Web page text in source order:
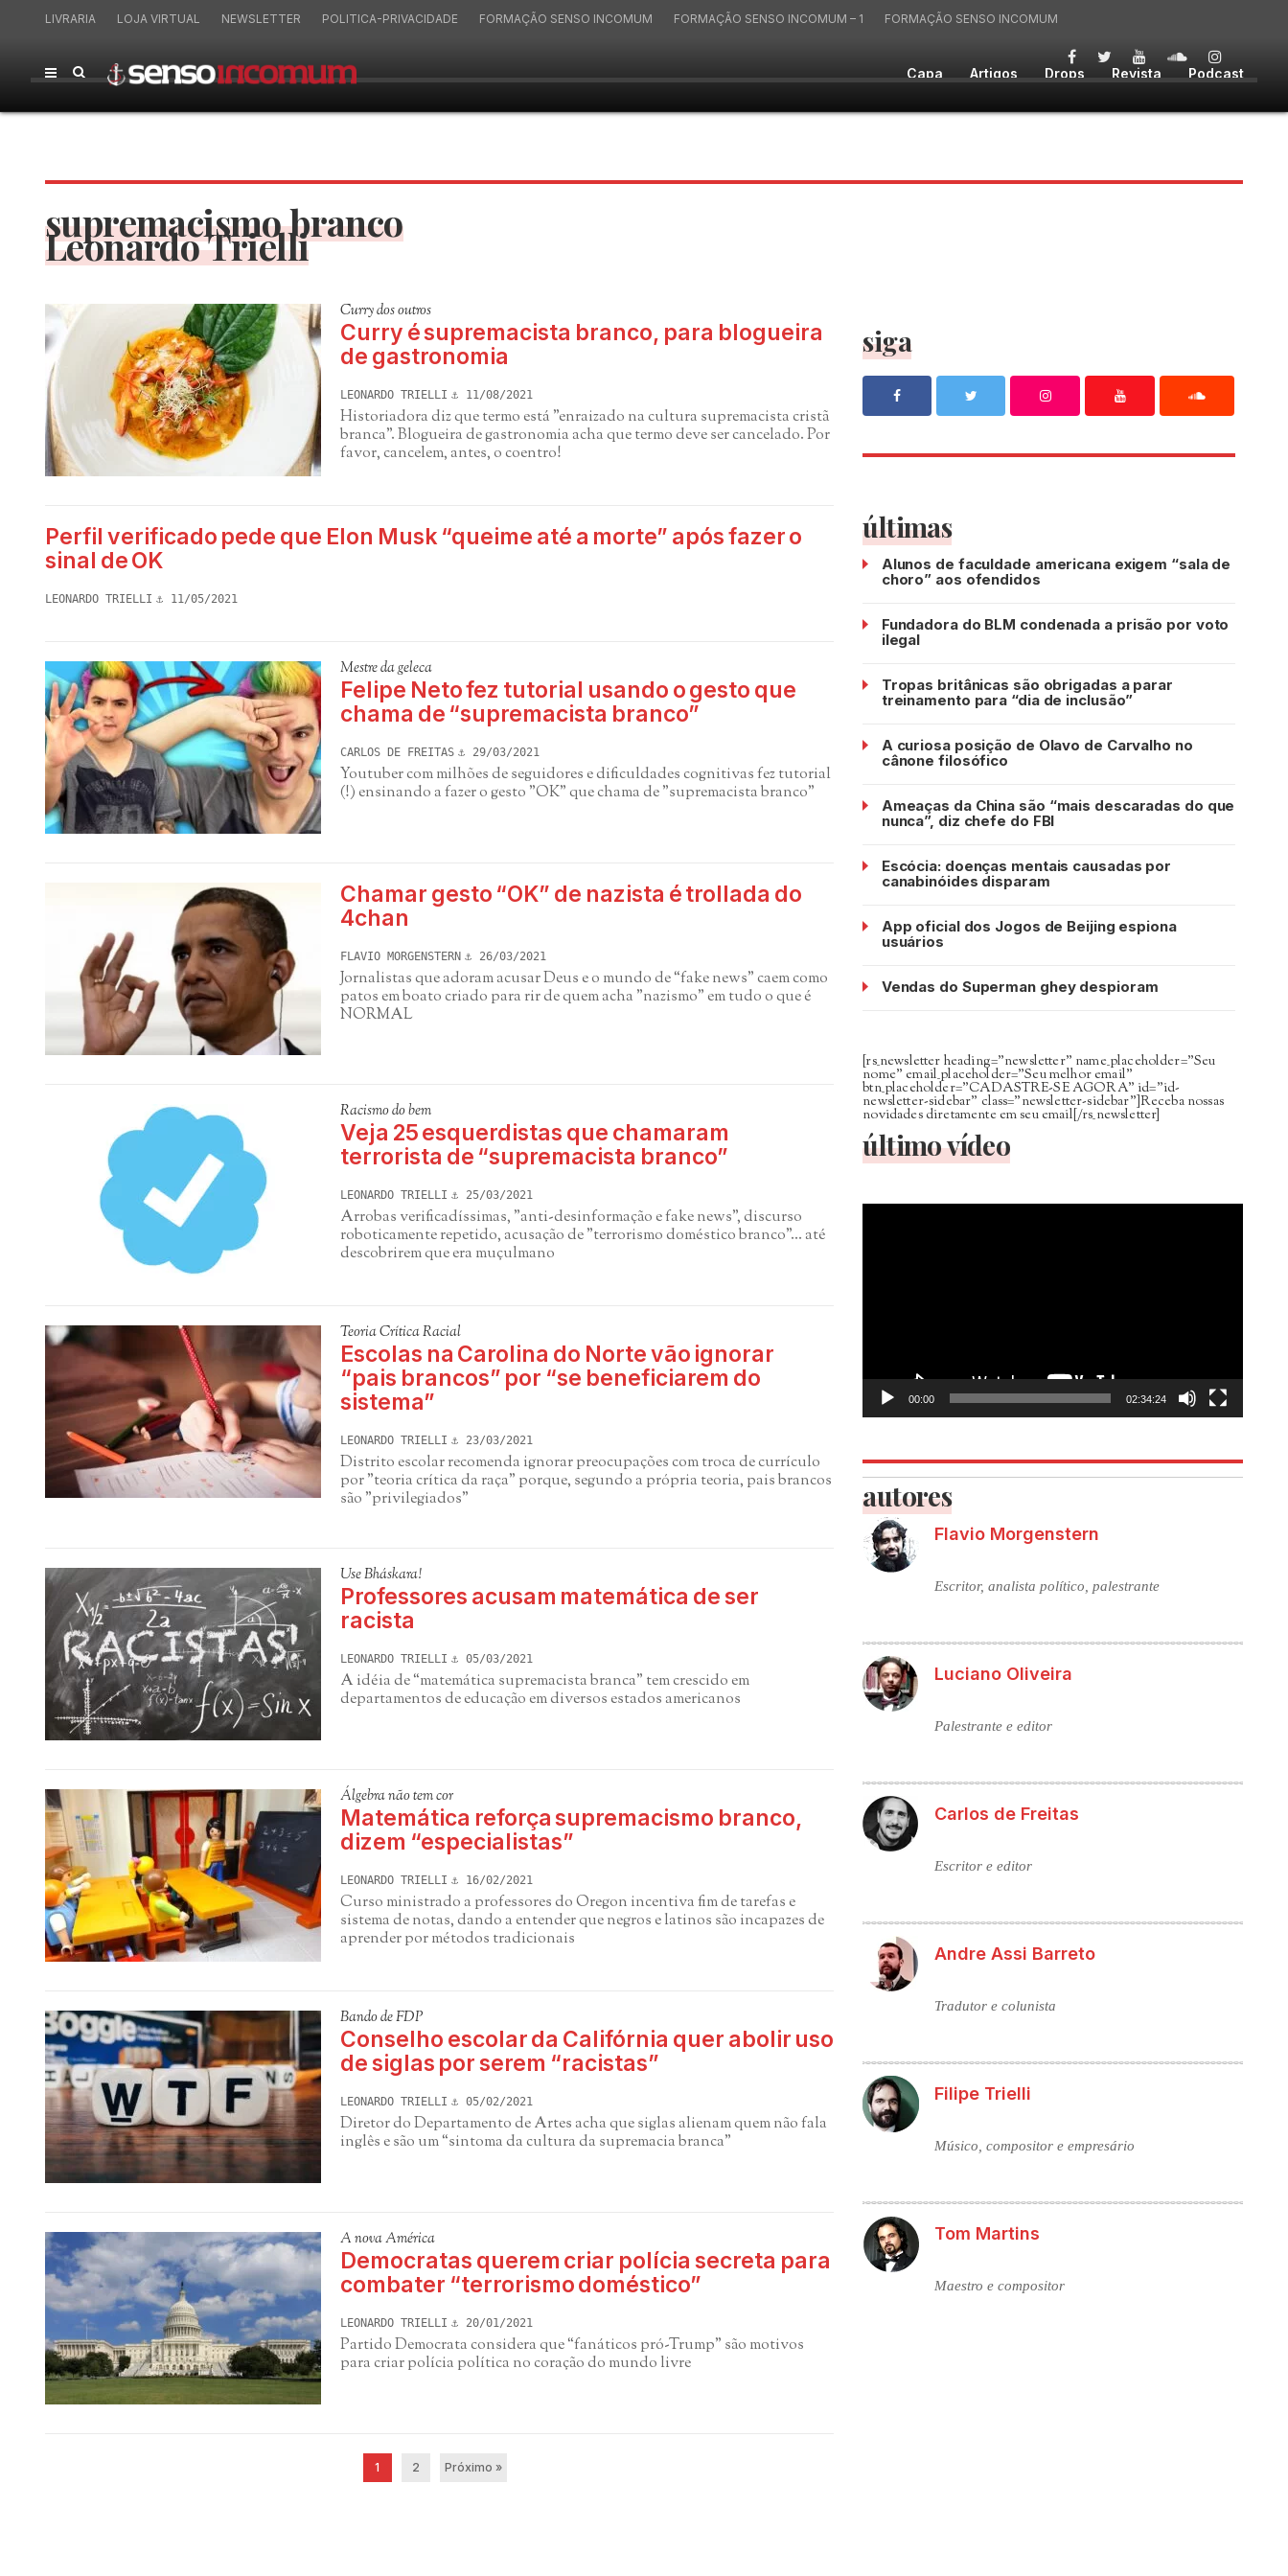
Capa Artigos Drops Revista Podcast
LIVRARIA LOJA VIRTUAL NEWSLETTER POLITICA-PRIVACIDADE FORMAÇÃO SENSO INCOMUM FORMAÇÃO SENSO INCOMUM – 1 FORMAÇÃO SENSO INCOMUM
supremacismo branco
Leonardo Trielli
Curry dos outros
Curry é supremacista branco, para blogueira
de gastronomia
LEONARDO TRIELLI 11/08/2021
Historiadora diz que termo está "enraizado na cultura supremacista cristã
branca". Blogueira de gastronomia acha que termo deve ser cancelado. Por
favor, cancelem, antes, o coentro!
Perfil verificado pede que Elon Musk “queime até a morte” após fazer o
sinal de OK
LEONARDO TRIELLI 11/05/2021
Mestre da geleca
Felipe Neto fez tutorial usando o gesto que
chama de “supremacista branco”
CARLOS DE FREITAS 29/03/2021
Youtuber com milhões de seguidores e dificuldades cognitivas fez tutorial
(!) ensinando a fazer o gesto "OK" que chama de "supremacista branco"
Chamar gesto “OK” de nazista é trollada do
4chan
FLAVIO MORGENSTERN 26/03/2021
Jornalistas que adoram acusar Deus e o mundo de “fake news” caem como
patos em boato criado para rir de quem acha "nazismo" em tudo o que é
NORMAL
Racismo do bem
Veja 25 esquerdistas que chamaram
terrorista de “supremacista branco”
LEONARDO TRIELLI 25/03/2021
Arrobas verificadíssimas, "anti-desinformação e fake news", discurso
roboticamente repetido, acusação de "terrorismo doméstico branco"... até
descobrirem que era muçulmano
Teoria Crítica Racial
Escolas na Carolina do Norte vão ignorar
“pais brancos” por “se beneficiarem do
sistema”
LEONARDO TRIELLI 23/03/2021
Distrito escolar recomenda ignorar preocupações com troca de currículo
por "teoria crítica da raça" porque, segundo a própria teoria, pais brancos
são "privilegiados"
Use Bháskara!
Professores acusam matemática de ser
racista
LEONARDO TRIELLI 05/03/2021
A idéia de “matemática supremacista branca” tem crescido em
departamentos de educação em diversos estados americanos
Álgebra não tem cor
Matemática reforça supremacismo branco,
dizem “especialistas”
LEONARDO TRIELLI 16/02/2021
Curso ministrado a professores do Oregon incentiva fim de tarefas e
sistema de notas, dando a entender que negros e latinos são incapazes de
aprender por métodos tradicionais
Bando de FDP
Conselho escolar da Califórnia quer abolir uso
de siglas por serem “racistas”
LEONARDO TRIELLI 05/02/2021
Diretor do Departamento de Artes acha que siglas alienam quem não fala
inglês e são um “sintoma da cultura da supremacia branca”
A nova América
Democratas querem criar polícia secreta para
combater “terrorismo doméstico”
LEONARDO TRIELLI 20/01/2021
Partido Democrata considera que “fanáticos pró-Trump” são motivos
para criar polícia política no coração do mundo livre
1 2 Próximo »
siga
últimas
Alunos de faculdade americana exigem “sala de
choro” aos ofendidos
Fundadora do BLM condenada a prisão por voto
ilegal
Tropas britânicas são obrigadas a parar
treinamento para “dia de inclusão”
A curiosa posição de Olavo de Carvalho no
cânone filosófico
Ameaças da China são “mais descaradas do que
nunca”, diz chefe do FBI
Escócia: doenças mentais causadas por
canabinóides disparam
App oficial dos Jogos de Beijing espiona
usuários
Vendas do Superman ghey despioram
[rs_newsletter heading=”newsletter” name_placeholder=”Seu
nome” email_placeholder=”Seu melhor email”
btn_placeholder=”CADASTRE-SE AGORA” id=”id-
newsletter-sidebar” class=”newsletter-sidebar”]Receba nossas
novidades diretamente em seu email[/rs_newsletter]
último vídeo
Tocador
00:00 02:34:24
autores
Flavio Morgenstern
Escritor, analista político, palestrante
Luciano Oliveira
Palestrante e editor
Carlos de Freitas
Escritor e editor
Andre Assi Barreto
Tradutor e colunista
Filipe Trielli
Músico, compositor e empresário
Tom Martins
Maestro e compositor